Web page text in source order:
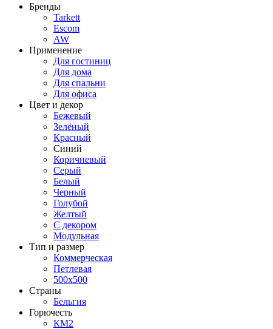
Бренды
Tarkett
Escom
AW
Применение
Для гостиниц
Для дома
Для спальни
Для офиса
Цвет и декор
Бежевый
Зелёный
Красный
Синий
Коричневый
Серый
Белый
Черный
Голубой
Желтый
С декором
Модульная
Тип и размер
Коммерческая
Петлевая
500х500
Страны
Бельгия
Горючесть
КМ2